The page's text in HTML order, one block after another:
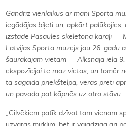
Gandrīz vienlaikus ar mani Sporta
iegādājas biļeti un, apkārt palūkojies,
izstāde Pasaules skeletona karaļi —
Latvijas Sporta muzejs jau 26. gadu
šaurākajām vietām — Alksnāja ielā 9.
ekspozīcijai te maz vietas, un tomēr
tā sagaida priekštelpā, veras pretī
un pavada pat kāpnēs uz otro stāvu.
„Cilvēkiem patīk dzīvot tam vienam